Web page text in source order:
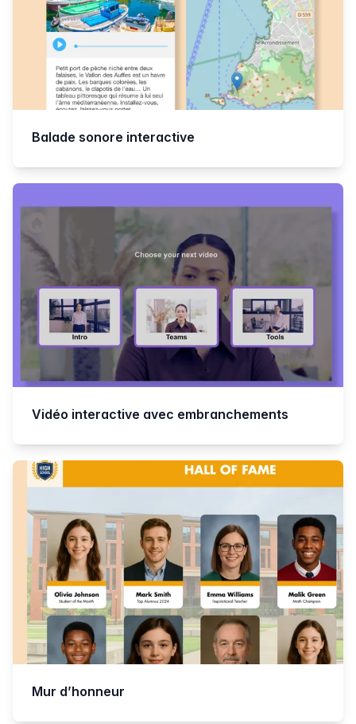
Balade sonore interactive
Vidéo interactive avec embranchements
Mur d’honneur